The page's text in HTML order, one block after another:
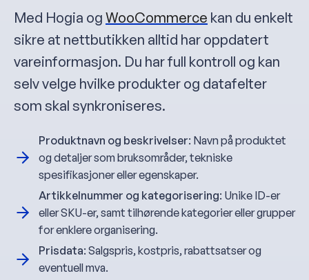
Med Hogia og WooCommerce kan du enkelt
sikre at nettbutikken alltid har oppdatert
vareinformasjon. Du har full kontroll og kan
selv velge hvilke produkter og datafelter
som skal synkroniseres.
Produktnavn og beskrivelser: Navn på produktet
og detaljer som bruksområder, tekniske
spesifikasjoner eller egenskaper.
Artikkelnummer og kategorisering: Unike ID-er
eller SKU-er, samt tilhørende kategorier eller grupper
for enklere organisering.
Prisdata: Salgspris, kostpris, rabattsatser og
eventuell mva.